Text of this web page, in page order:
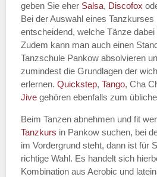
Name des Tanzkurs*
Tanzart*
geben Sie eher Salsa, Discofox
Bei der Auswahl eines
entscheidend, welche Tänze
Zudem kann man auch einen
Tanzschule Pankow absolvieren
zumindest die Grundlagen der
erlernen. Quickstep, Tango, Cha
Jive gehören ebenfalls zum
Beim Tanzen abnehmen und fit
Tanzkurs in Pankow suchen, bei
im Vordergrund steht, dann ist für
richtige Wahl. Es handelt sich
Kombination aus Aerobic und